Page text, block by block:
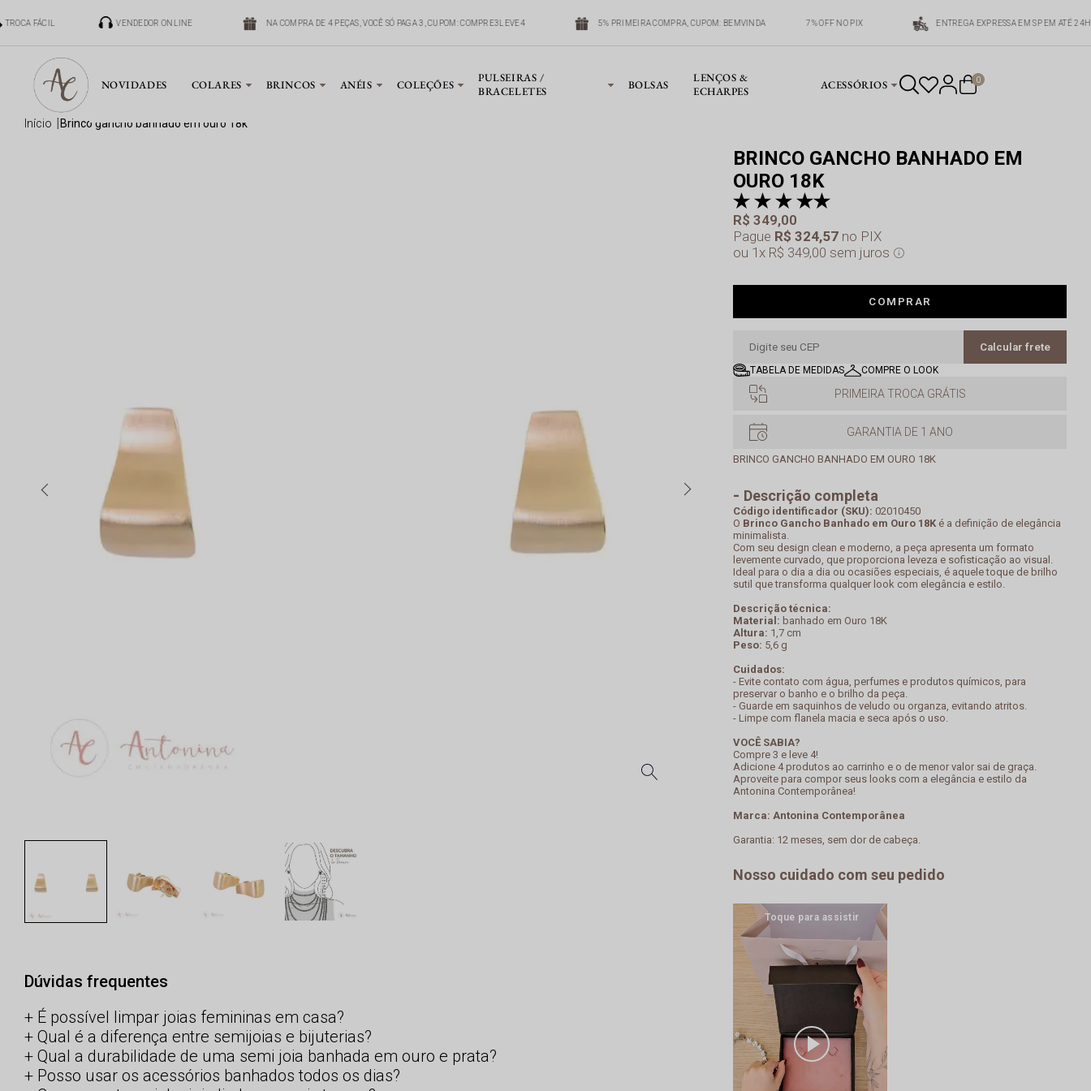
FÁCIL VENDEDOR ONLINE NA COMPRA DE 4 PEÇAS, VOCÊ SÓ PAGA 3, CUPOM: COMPRE3LEVE4 5% PRIMEIRA COMPRA, CUPOM: BEMVINDA 7% OFF NO PIX ENTREGA EXPRESSA EM SP EM ATÉ 24H
NOVIDADES COLARES BRINCOS ANÉIS COLEÇÕES
PULSEIRAS /
BRACELETES
BOLSAS
LENÇOS &
ECHARPES
ACESSÓRIOS 0
início brinco gancho banhado em ouro 18k
Dúvidas frequentes
É possível limpar joias femininas em casa?
Qual é a diferença entre semijoias e bijuterias?
Qual a durabilidade de uma semi joia banhada em ouro e prata?
Posso usar os acessórios banhados todos os dias?
BRINCO GANCHO BANHADO EM
OURO 18K
Pague R$ 324,57 no PIX
R$ 349,00
1x R$ 349,00 sem juros
COMPRAR
Calcular frete
TABELA DE MEDIDAS COMPRE O LOOK
PRIMEIRA TROCA GRÁTIS
GARANTIA DE 1 ANO
BRINCO GANCHO BANHADO EM OURO 18K
Descrição completa
Código identificador (SKU): 02010450
O Brinco Gancho Banhado em Ouro 18K é a definição de elegância
minimalista.
Com seu design clean e moderno, a peça apresenta um formato
levemente curvado, que proporciona leveza e sofisticação ao visual.
Ideal para o dia a dia ou ocasiões especiais, é aquele toque de brilho
sutil que transforma qualquer look com elegância e estilo.
Descrição técnica:
Material: banhado em Ouro 18K
Altura: 1,7 cm
Peso: 5,6 g
Cuidados:
- Evite contato com água, perfumes e produtos químicos, para
preservar o banho e o brilho da peça.
- Guarde em saquinhos de veludo ou organza, evitando atritos.
- Limpe com flanela macia e seca após o uso.
VOCÊ SABIA?
Compre 3 e leve 4!
Adicione 4 produtos ao carrinho e o de menor valor sai de graça.
Aproveite para compor seus looks com a elegância e estilo da
Antonina Contemporânea!
Marca: Antonina Contemporânea
Garantia: 12 meses, sem dor de cabeça.
Nosso cuidado com seu pedido